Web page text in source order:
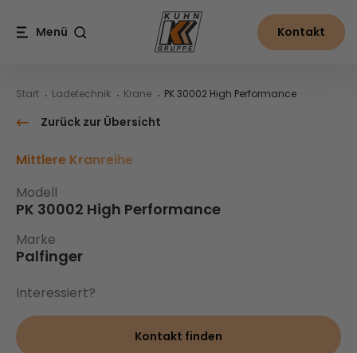
PK 30002 High Performance
Menü Kontakt
Start Ladetechnik Krane PK 30002 High Performance
Zurück zur Übersicht
Mittlere Kranreihe
Modell
PK 30002 High Performance
Marke
Palfinger
Interessiert?
Kontakt finden